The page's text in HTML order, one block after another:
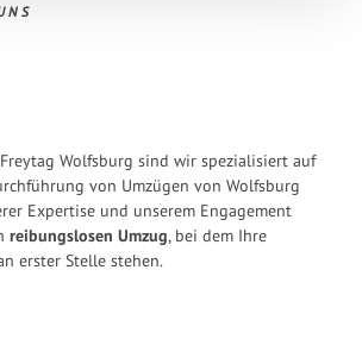
Wolfsburg sind wir spezialisiert auf
von Umzügen von Wolfsburg
Expertise und unserem Engagement
reibungslosen Umzug, bei dem Ihre
erster Stelle stehen.